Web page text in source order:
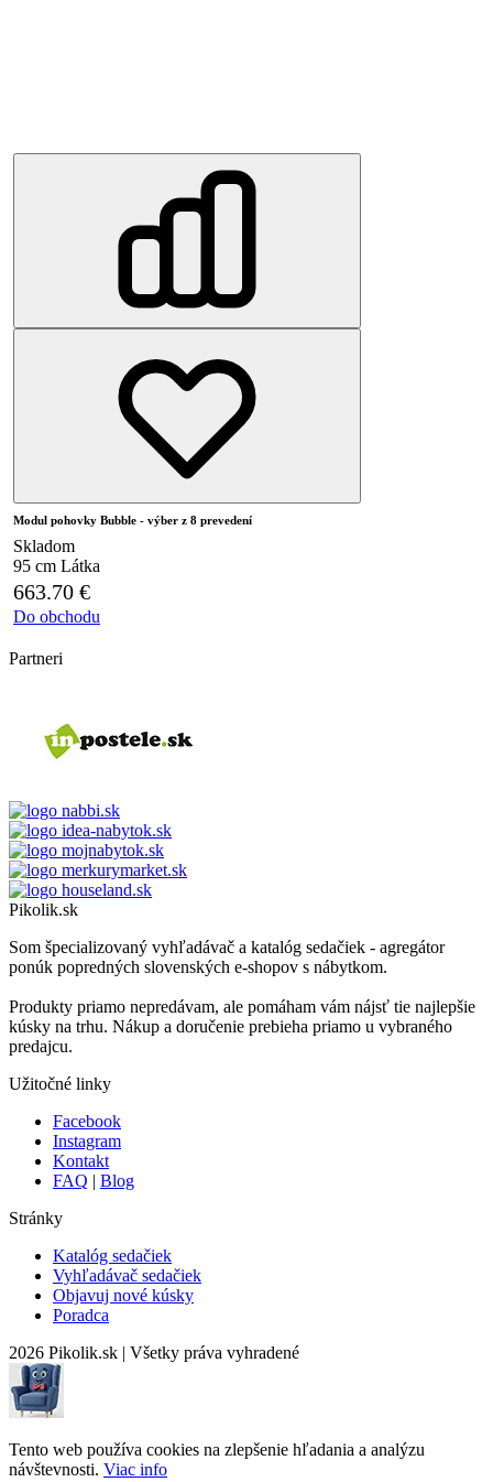
Modul pohovky Bubble - výber z 8 prevedení
Skladom
95 cm Látka
663.70 €
Do obchodu
Partneri
Pikolik.sk
Som špecializovaný vyhľadávač a katalóg sedačiek - agregátor
ponúk popredných slovenských e-shopov s nábytkom.
Produkty priamo nepredávam, ale pomáham vám nájsť tie najlepšie
kúsky na trhu. Nákup a doručenie prebieha priamo u vybraného
predajcu.
Užitočné linky
Facebook
Instagram
Kontakt
FAQ | Blog
Stránky
Katalóg sedačiek
Vyhľadávač sedačiek
Objavuj nové kúsky
Poradca
2026 Pikolik.sk | Všetky práva vyhradené
Tento web používa cookies na zlepšenie hľadania a analýzu
návštevnosti. Viac info